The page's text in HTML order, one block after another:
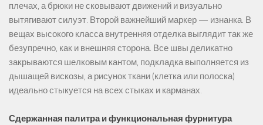
плечах, а брюки не сковывают движений и визуально
вытягивают силуэт. Второй важнейший маркер — изнанка. В
вещах высокого класса внутренняя отделка выглядит так же
безупречно, как и внешняя сторона. Все швы деликатно
закрываются шелковым кантом, подкладка выполняется из
дышащей вискозы, а рисунок ткани (клетка или полоска)
идеально стыкуется на всех стыках и карманах.
Сдержанная палитра и функциональная фурнитура